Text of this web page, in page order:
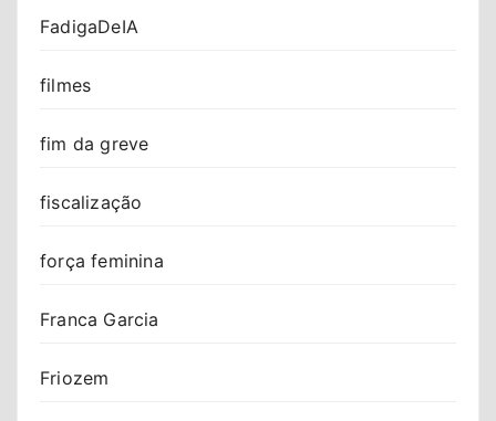
FadigaDeIA
filmes
fim da greve
fiscalização
força feminina
Franca Garcia
Friozem